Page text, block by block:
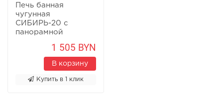
Печь банная
чугунная
СИБИРЬ-20 с
панорамной
1 505 BYN
В корзину
Купить в 1 клик